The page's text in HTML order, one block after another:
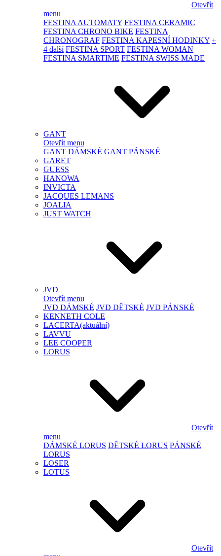
Otevřít
menu
FESTINA AUTOMATY FESTINA CERAMIC
FESTINA CHRONO BIKE FESTINA
CHRONOGRAF FESTINA KAPESNÍ HODINKY +
4 další FESTINA SPORT FESTINA WOMAN
FESTINA SMARTIME FESTINA SWISS MADE
GANT
Otevřít menu
GANT DÁMSKÉ GANT PÁNSKÉ
GARET
GUESS
HANOWA
INVICTA
JACQUES LEMANS
JOALIA
JUST WATCH
JVD
Otevřít menu
JVD DÁMSKÉ JVD DĚTSKÉ JVD PÁNSKÉ
KENNETH COLE
LACERTA(aktuální)
LAVVU
LEE COOPER
LORUS
Otevřít
menu
DÁMSKÉ LORUS DĚTSKÉ LORUS PÁNSKÉ
LORUS
LOSER
LOTUS
Otevřít